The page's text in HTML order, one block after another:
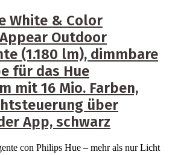
White & Color
Outdoor
(1.180 lm), dimmbare
für das Hue
mit 16 Mio. Farben,
über
App, schwarz
con Philips Hue – mehr als nur Licht